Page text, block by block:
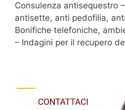
Consulenza antisequestro
antisette, anti pedofilia,
Bonifiche telefoniche,
– Indagini per il recupero